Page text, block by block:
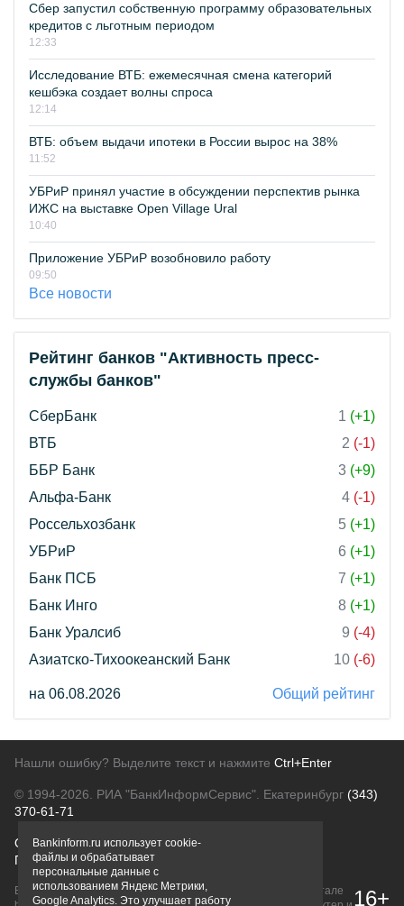
Сбер запустил собственную программу образовательных
кредитов с льготным периодом
12:33
Исследование ВТБ: ежемесячная смена категорий
кешбэка создает волны спроса
12:14
ВТБ: объем выдачи ипотеки в России вырос на 38%
11:52
УБРиР принял участие в обсуждении перспектив рынка
ИЖС на выставке Open Village Ural
10:40
Приложение УБРиР возобновило работу
09:50
Все новости
Рейтинг банков "Активность пресс-
службы банков"
СберБанк 1 (+1)
ВТБ
2 (-1)
ББР Банк
3 (+9)
Альфа-Банк
4 (-1)
Россельхозбанк
5 (+1)
УБРиР
6 (+1)
Банк ПСБ
7 (+1)
Банк Инго
8 (+1)
Банк Уралсиб
9 (-4)
Азиатско-Тихоокеанский Банк
10 (-6)
на 06.08.2026 Общий рейтинг
Нашли ошибку? Выделите текст и нажмите Ctrl+Enter
© 1994-2026. РИА "БанкИнформСервис". Екатеринбург (343)
370-61-71
О проектеПолитика конфиденциальности
Правовая информацияДля рекламодателей
Вся информация о продуктах банков, размещенная на портале
16+
Bankinform.ru использует cookie-
файлы и обрабатывает
персональные данные с
использованием Яндекс Метрики,
Google Analytics. Это улучшает работу